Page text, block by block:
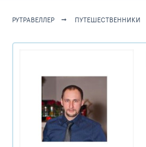
РУТРАВЕЛЛЕР ПУТЕШЕСТВЕННИКИ